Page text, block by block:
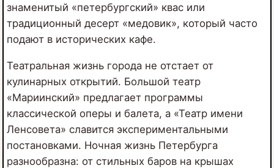
знаменитый «петербургский» квас или
традиционный десерт «медовик», который часто
подают в исторических кафе.
Театральная жизнь города не отстает от
кулинарных открытий. Большой театр
«Мариинский» предлагает программы
классической оперы и балета, а «Театр имени
Ленсовета» славится экспериментальными
постановками. Ночная жизнь Петербурга
разнообразна: от стильных баров на крышах